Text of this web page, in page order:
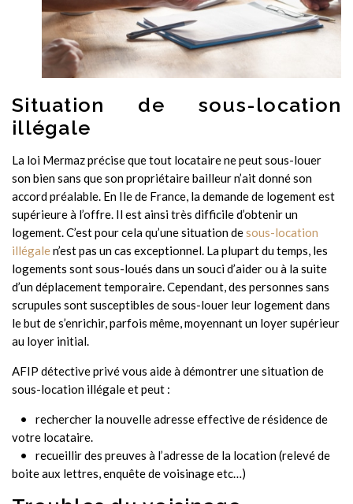
Situation de sous-location
illégale
La loi Mermaz précise que tout locataire ne peut sous-louer
son bien sans que son propriétaire bailleur n’ait donné son
accord préalable. En Ile de France, la demande de logement est
supérieure à l’offre. Il est ainsi très difficile d’obtenir un
logement. C’est pour cela qu’une situation desous-location
illégalen’est pas un cas exceptionnel. La plupart du temps, les
logements sont sous-loués dans un souci d’aider ou à la suite
d’un déplacement temporaire. Cependant, des personnes sans
scrupules sont susceptibles de sous-louer leur logement dans
le but de s’enrichir, parfois même, moyennant un loyer supérieur
au loyer initial.
AFIP détective privé vous aide à démontrer une situation de
sous-location illégale et peut :
rechercher la nouvelle adresse effective de résidence de
votre locataire.
recueillir des preuves à l’adresse de la location (relevé de
boite aux lettres, enquête de voisinage etc…)